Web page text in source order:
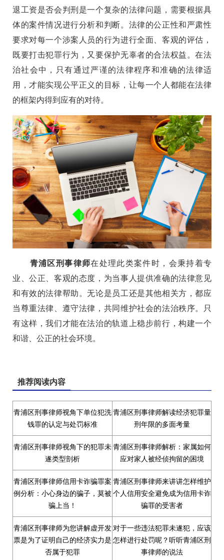
退工资是否会判刑是一个复杂的法律问题，需要根据具
体的案件情况进行分析和判断。法律的公正性和严肃性
要求对每一个涉案人员的行为进行全面、客观的评估，
既要打击犯罪行为，又要保护无辜者的合法权益。在法
治社会中，只有通过严谨的法律程序和准确的法律适
用，才能实现公平正义的目标，让每一个人都能在法律
的框架内得到应有的对待。
青浦区刑事律师在处理此类案件时，会秉持着专
业、公正、客观的态度，为当事人提供准确的法律意见
和有效的法律帮助。无论是员工还是其他相关方，都应
当尊重法律、遵守法律，共同维护社会的法治秩序。只
有这样，我们才能在法治的轨道上稳步前行，构建一个
和谐、公正的社会环境。
推荐阅读内容
青浦区刑事律师视角下单位犯洗
钱罪的认定与处罚标准
青浦区刑事律师解读经济犯罪量
刑年限的多面考量
青浦区刑事律师视角下的犯罪未
遂类型剖析
青浦区刑事律师解析：家属如何
应对家人被经侦拘留的困境
青浦区刑事律师信用卡诈骗罪案
例分析：小心身边的骗子，莫被
骗上当！
青浦区刑事律师来讲讲怎样维护
个人信用安全避免成为信用卡诈
骗罪的受害者
青浦区刑事律师为您讲解虚开发
票是为了证明自己的经济实力是
否属于犯罪
对于一些违法犯罪未遂犯，应该
怎样进行处罚呢？听听青浦区刑
事律师的说法